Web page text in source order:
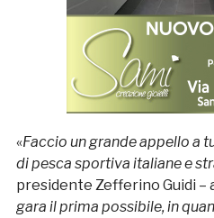
«Faccio un grande appello a
di pesca sportiva italiane e
presidente Zefferino Guidi –
gara il prima possibile, in